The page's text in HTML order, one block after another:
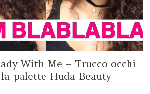
With Me – Trucco occhi
palette Huda Beauty